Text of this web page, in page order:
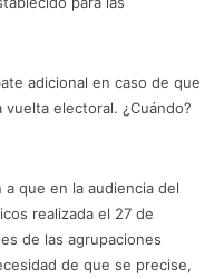
adicional en caso de que
electoral. ¿Cuándo?
que en la audiencia del
realizada el 27 de
de las agrupaciones
de que se precise,